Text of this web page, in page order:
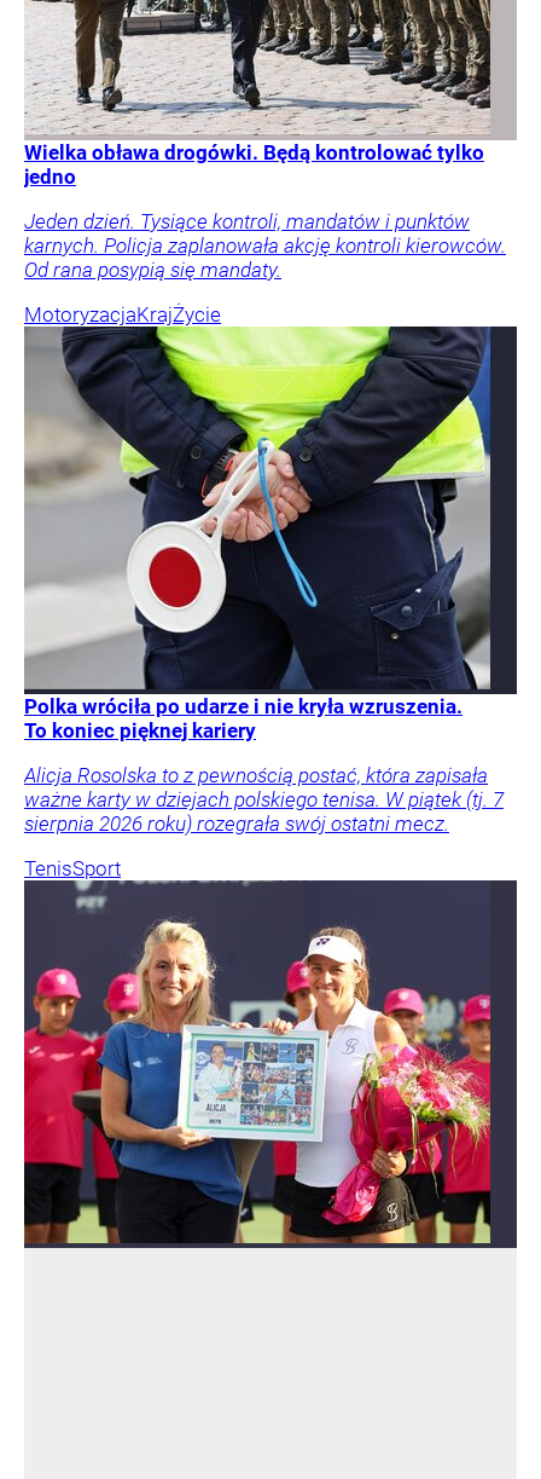
Wielka obława drogówki. Będą kontrolować tylko
jedno
Jeden dzień. Tysiące kontroli, mandatów i punktów
karnych. Policja zaplanowała akcję kontroli kierowców.
Od rana posypią się mandaty.
MotoryzacjaKrajŻycie
Polka wróciła po udarze i nie kryła wzruszenia.
To koniec pięknej kariery
Alicja Rosolska to z pewnością postać, która zapisała
ważne karty w dziejach polskiego tenisa. W piątek (tj. 7
sierpnia 2026 roku) rozegrała swój ostatni mecz.
TenisSport